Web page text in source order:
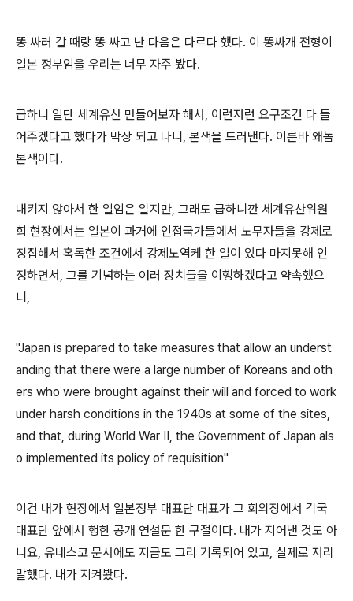
똥 싸러 갈 때랑 똥 싸고 난 다음은 다르다 했다. 이 똥싸개 전형이
일본 정부임을 우리는 너무 자주 봤다.
급하니 일단 세계유산 만들어보자 해서, 이런저런 요구조건 다 들
어주겠다고 했다가 막상 되고 나니, 본색을 드러낸다. 이른바 왜놈
본색이다.
내키지 않아서 한 일임은 알지만, 그래도 급하니깐 세계유산위원
회 현장에서는 일본이 과거에 인접국가들에서 노무자들을 강제로
징집해서 혹독한 조건에서 강제노역케 한 일이 있다 마지못해 인
정하면서, 그를 기념하는 여러 장치들을 이행하겠다고 약속했으
니,
"Japan is prepared to take measures that allow an underst
anding that there were a large number of Koreans and oth
ers who were brought against their will and forced to work
under harsh conditions in the 1940s at some of the sites,
and that, during World War II, the Government of Japan als
o implemented its policy of requisition"
이건 내가 현장에서 일본정부 대표단 대표가 그 회의장에서 각국
대표단 앞에서 행한 공개 연설문 한 구절이다. 내가 지어낸 것도 아
니요, 유네스코 문서에도 지금도 그리 기록되어 있고, 실제로 저리
말했다. 내가 지켜봤다.